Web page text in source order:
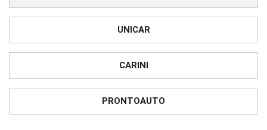
UNICAR
CARINI
PRONTOAUTO